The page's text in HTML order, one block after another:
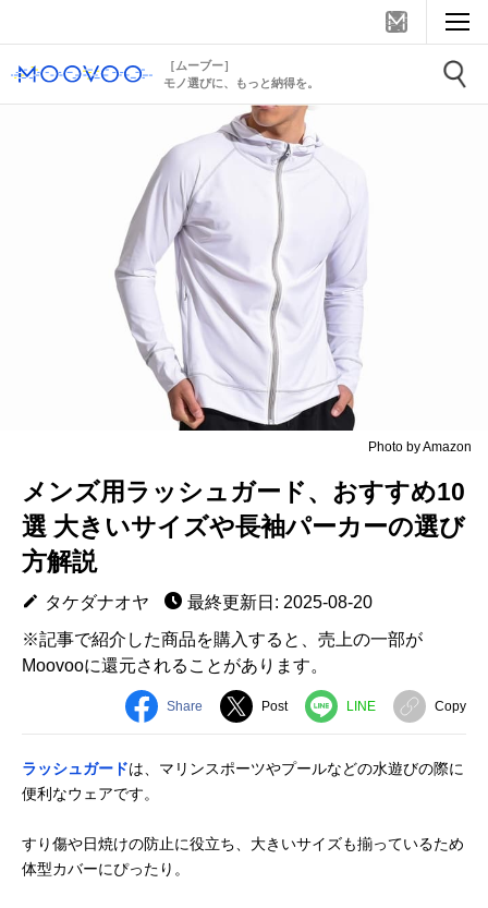
［ムーブー］
モノ選びに、もっと納得を。
Photo by Amazon
メンズ用ラッシュガード、おすすめ10
選 大きいサイズや長袖パーカーの選び
方解説
タケダナオヤ
最終更新日: 2025-08-20
※記事で紹介した商品を購入すると、売上の一部が
Moovooに還元されることがあります。
Share Post LINE Copy
ラッシュガードは、マリンスポーツやプールなどの水遊びの際に
便利なウェアです。
すり傷や日焼けの防止に役立ち、大きいサイズも揃っているため
体型カバーにぴったり。